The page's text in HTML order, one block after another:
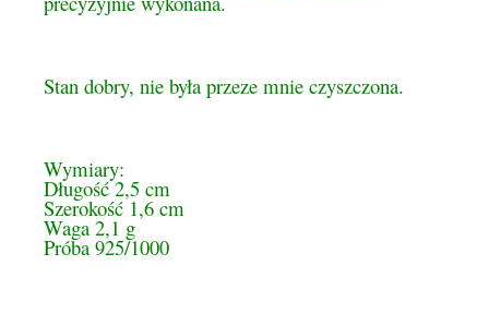
Stan dobry, nie była przeze mnie czyszczona.
Wymiary:
Długość 2,5 cm
Szerokość 1,6 cm
Waga 2,1 g
Próba 925/1000